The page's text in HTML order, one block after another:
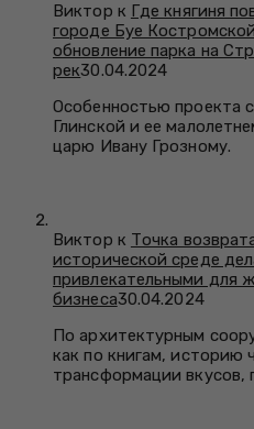
Виктор к Где княгиня
городе Буе
обновление парка на
рек30.04.2024
Особенностью проекта
Глинской и ее
царю Ивану Грозному.
Виктор к Точка
исторической среде
привлекательными для
бизнеса30.04.2024
По архитектурным
как по книгам, историю
трансформации вкусов,